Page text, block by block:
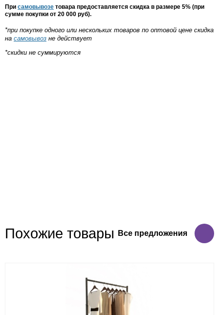
При самовывозе товара предоставляется скидка в размере 5% (при
сумме покупки от 20 000 руб).
*при покупке одного или нескольких товаров по оптовой цене скидка
на самовывоз не действует
*скидки не суммируются
Похожие товары Все предложения